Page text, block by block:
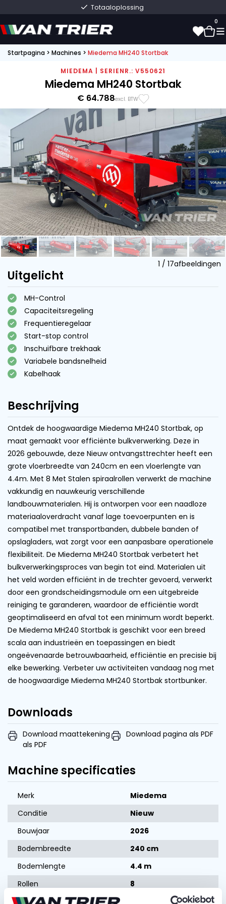
Totaaloplossing
0
Startpagina > Machines > Miedema MH240 Stortbak
MIEDEMA | SERIENR.: V550621
Miedema MH240 Stortbak
€ 64.788excl. BTW
1 / 17afbeeldingen
Uitgelicht
MH-Control
Capaciteitsregeling
Frequentieregelaar
Start-stop control
Inschuifbare trekhaak
Variabele bandsnelheid
Kabelhaak
Beschrijving
Ontdek de hoogwaardige Miedema MH240 Stortbak, op
maat gemaakt voor efficiënte bulkverwerking. Deze in
2026 gebouwde, deze Nieuw ontvangsttrechter heeft een
grote vloerbreedte van 240cm en een vloerlengte van
4.4m. Met 8 Met Stalen spiraalrollen verwerkt de machine
vakkundig en nauwkeurig verschillende
landbouwmaterialen. Hij is ontworpen voor een naadloze
materiaaloverdracht vanaf lage toevoerpunten en is
compatibel met transportbanden, dubbele banden of
opslagladers, wat zorgt voor een aanpasbare operationele
flexibiliteit. De Miedema MH240 Stortbak verbetert het
bulkverwerkingsproces van begin tot eind. Materialen uit
het veld worden efficiënt in de trechter gevoerd, verwerkt
door een grondscheidingsmodule om een uitgebreide
reiniging te garanderen, waardoor de efficiëntie wordt
geoptimaliseerd en afval tot een minimum wordt beperkt.
De Miedema MH240 Stortbak is geschikt voor een breed
scala aan industrieën en toepassingen en biedt
ongeëvenaarde betrouwbaarheid, efficiëntie en precisie bij
elke bewerking. Verbeter uw activiteiten vandaag nog met
de hoogwaardige Miedema MH240 Stortbak stortbunker.
Downloads
Download maattekening
als PDF
Download pagina als PDF
Machine specificaties
Merk
Miedema
Conditie
Nieuw
Bouwjaar
2026
Bodembreedte
240 cm
Bodemlengte
4.4 m
Rollen
8
Type rollen
Stalen spiraalrollen